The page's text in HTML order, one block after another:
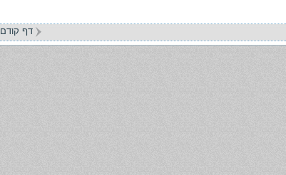
דף קודם